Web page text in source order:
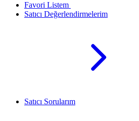
Favori Listem
Satıcı Değerlendirmelerim
Satıcı Sorularım